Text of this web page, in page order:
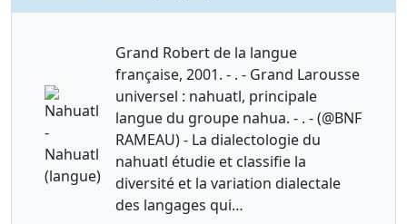
Grand Robert de la langue
française, 2001. - . - Grand Larousse
universel : nahuatl, principale
langue du groupe nahua. - . - (@BNF
RAMEAU) - La dialectologie du
nahuatl étudie et classifie la
diversité et la variation dialectale
des langages qui…